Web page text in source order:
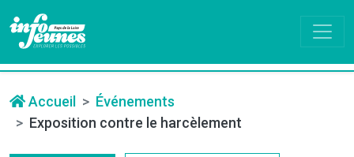
Accueil
Événements
Exposition contre le harcèlement